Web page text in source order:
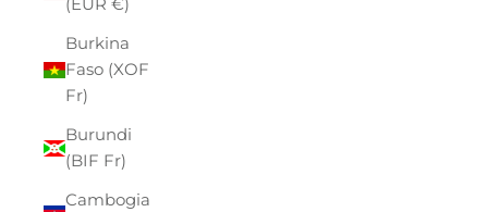
Burkina
Faso (XOF
Fr)
Burundi
(BIF Fr)
Cambogia